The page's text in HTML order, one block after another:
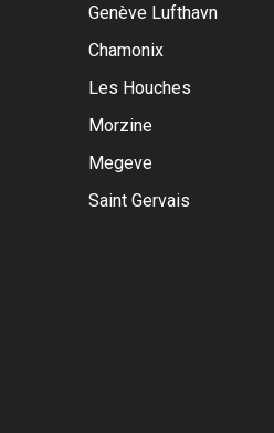
Genève Lufthavn
Chamonix
Les Houches
Morzine
Megeve
Saint Gervais